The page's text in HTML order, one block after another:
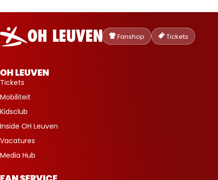
Oud-
Heverlee
Leuven
Fanshop Tickets
OH LEUVEN
Tickets
Mobiliteit
Kidsclub
Inside OH Leuven
Vacatures
Media Hub